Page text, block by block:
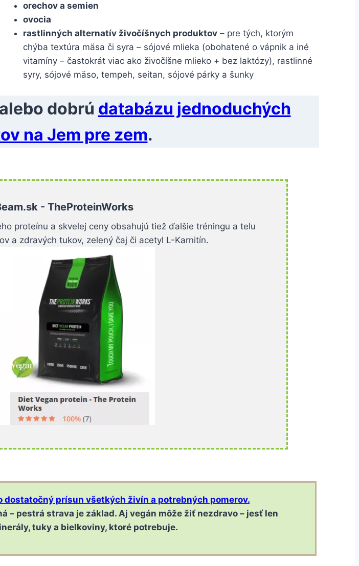
orechov a semien
ovocia
rastlinných alternatív živočíšnych produktov – pre tých, ktorým
chýba textúra mäsa či syra – sójové mlieka (obohatené o vápnik a iné
vitamíny – častokrát viac ako živočíšne mlieko + bez laktózy), rastlinné
syry, sójové mäso, tempeh, seitan, sójové párky a šunky
alebo dobrú databázu jednoduchých
na Jem pre zem.
- TheProteinWorks
proteínu a skvelej ceny obsahujú tiež ďalšie tréningu a telu
a zdravých tukov, zelený čaj či acetyl L-Karnitín.
dostatočný prísun všetkých živín a potrebných pomerov.
– pestrá strava je základ. Aj vegán môže žiť nezdravo – jesť len
tuky a bielkoviny, ktoré potrebuje.